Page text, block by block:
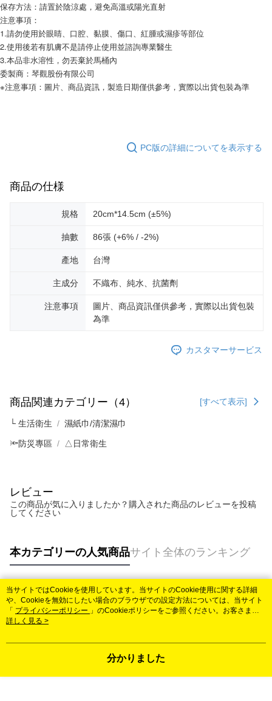
保存方法：請置於陰涼處，避免高溫或陽光直射
注意事項：
1.請勿使用於眼睛、口腔、黏膜、傷口、紅腫或濕疹等部位
2.使用後若有肌膚不是請停止使用並諮詢專業醫生
3.本品非水溶性，勿丟棄於馬桶內
委製商：琴觀股份有限公司
※注意事項：圖片、商品資訊，製造日期僅供參考，實際以出貨包裝為準
PC版の詳細についてを表示する
商品の仕様
規格 20cm*14.5cm (±5%)
抽數 86張 (+6% / -2%)
產地 台灣
主成分 不織布、純水、抗菌劑
注意事項
圖片、商品資訊僅供參考，實際以出貨包裝
為準
カスタマーサービス
商品関連カテゴリー（4） [すべて表示]
└ 生活衛生 濕紙巾/清潔濕巾
🔦防災專區 △日常衛生
レビュー
この商品が気に入りましたか？購入された商品のレビューを投稿
してください
本カテゴリーの人気商品サイト全体のランキング
人気タグ
当サイトではCookieを使用しています。当サイトのCookie使用に関する詳細
や、Cookieを無効にしたい場合のブラウザでの設定方法については、当サイト
「 プライバシーポリシー 」のCookieポリシーをご参照ください。お客さま
が、当サイトを引き続き使用される場合、当社がサイト利用規約のCookieポリ
詳しく見る >
分かりました